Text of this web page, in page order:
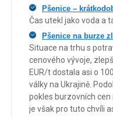
Pšenice –
Čas utekl jako voda a
Pšenice na burze
Situace na trhu s
cenového vývoje,
EUR/t dostala asi o
války na Ukrajině.
pokles burzovních
je však pro tuto chvíli